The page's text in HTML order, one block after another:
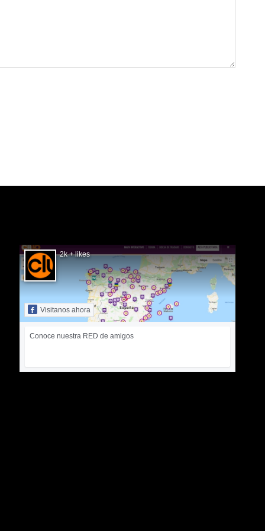
2k + likes
Visitanos ahora
Conoce nuestra RED de amigos